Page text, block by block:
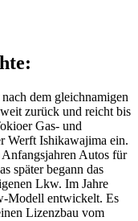
dem gleichnamigen
zurück und reicht bis
Gas- und
Werft Ishikawajima ein.
Autos für
später begann das
Lkw. Im Jahre
Modell entwickelt. Es
Lizenzbau vom